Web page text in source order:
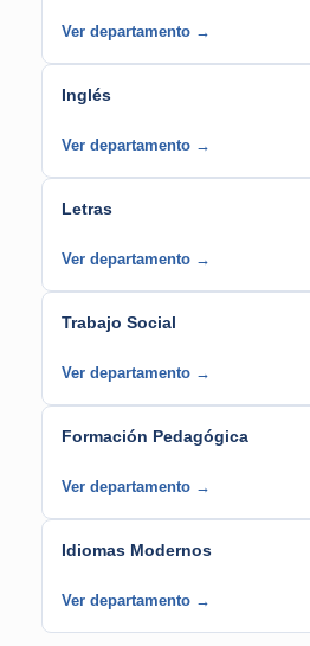
Ver departamento →
Inglés
Ver departamento →
Letras
Ver departamento →
Trabajo Social
Ver departamento →
Formación Pedagógica
Ver departamento →
Idiomas Modernos
Ver departamento →